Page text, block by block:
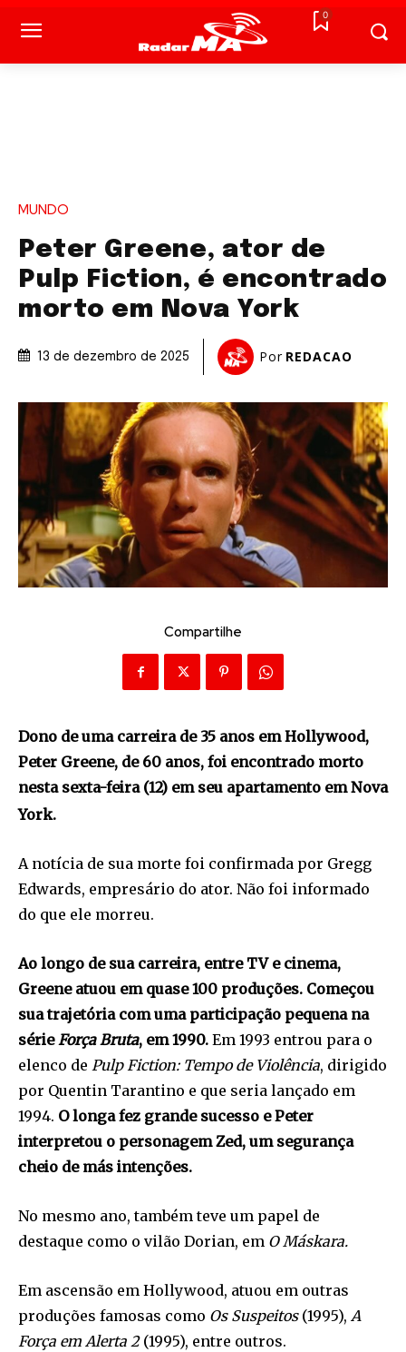
0
MUNDO
Peter Greene, ator de
Pulp Fiction, é encontrado
morto em Nova York
13 de dezembro de 2025 Por REDACAO
Compartilhe
Dono de uma carreira de 35 anos em Hollywood,
Peter Greene, de 60 anos, foi encontrado morto
nesta sexta-feira (12) em seu apartamento em Nova
York.
A notícia de sua morte foi confirmada por Gregg
Edwards, empresário do ator. Não foi informado
do que ele morreu.
Ao longo de sua carreira, entre TV e cinema,
Greene atuou em quase 100 produções. Começou
sua trajetória com uma participação pequena na
sérieForça Bruta, em 1990. Em 1993 entrou para o
elenco de Pulp Fiction: Tempo de Violência, dirigido
por Quentin Tarantino e que seria lançado em
1994. O longa fez grande sucesso e Peter
interpretou o personagem Zed, um segurança
cheio de más intenções.
No mesmo ano, também teve um papel de
destaque como o vilão Dorian, em O Máskara.
Em ascensão em Hollywood, atuou em outras
produções famosas como Os Suspeitos(1995), A
Força em Alerta 2(1995), entre outros.